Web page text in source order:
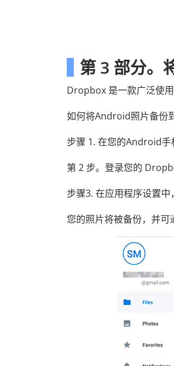
第 3 部分。
Dropbox 是一款广泛使
如何将Android照片备份
步骤 1. 在您的Android手
第 2 步。登录您的
步骤3. 在应用程序设置中
您的照片将被备份，并可